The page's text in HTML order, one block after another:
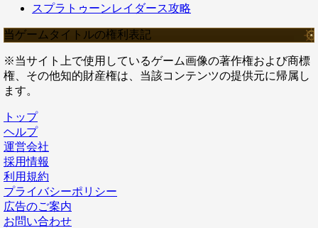
スプラトゥーンレイダース攻略
当ゲームタイトルの権利表記
※当サイト上で使用しているゲーム画像の著作権および商標
権、その他知的財産権は、当該コンテンツの提供元に帰属し
ます。
トップ
ヘルプ
運営会社
採用情報
利用規約
プライバシーポリシー
広告のご案内
お問い合わせ